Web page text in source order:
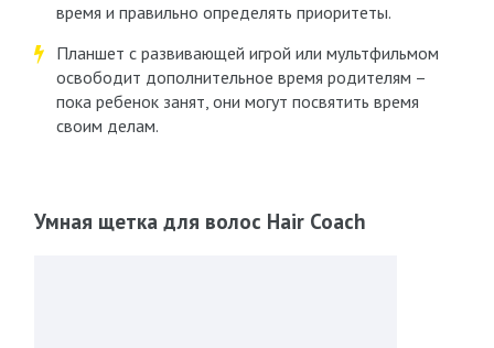
время и правильно определять приоритеты.
Планшет с развивающей игрой или мультфильмом
освободит дополнительное время родителям –
пока ребенок занят, они могут посвятить время
своим делам.
Умная щетка для волос Hair Coach